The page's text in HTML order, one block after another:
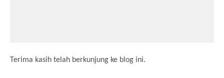
Terima kasih telah berkunjung ke blog ini.